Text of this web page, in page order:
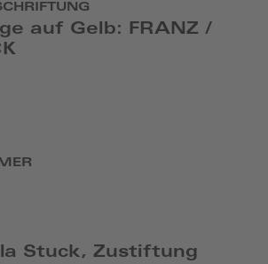
auf Gelb: FRANZ /
Stuck, Zustiftung